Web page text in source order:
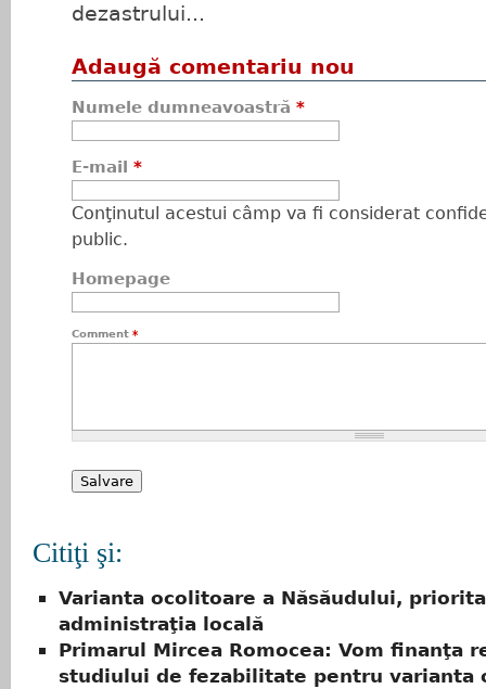
dezastrului...
Adaugă comentariu nou
Numele dumneavoastră *
E-mail *
Conţinutul acestui câmp va fi considerat
public.
Homepage
Comment *
Citiţi şi:
Varianta ocolitoare a Năsăudului,
administraţia locală
Primarul Mircea Romocea: Vom finanţa
studiului de fezabilitate pentru varianta